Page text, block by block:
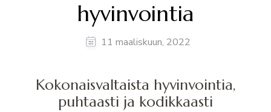
hyvinvointia
11 maaliskuun, 2022
Kokonaisvaltaista hyvinvointia,
puhtaasti ja kodikkaasti